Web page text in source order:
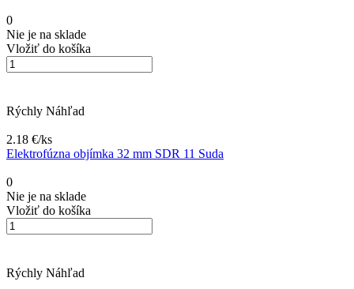
0
Nie je na sklade
Vložiť do košíka
Rýchly Náhľad
2.18 €/ks
Elektrofúzna objímka 32 mm SDR 11 Suda
0
Nie je na sklade
Vložiť do košíka
Rýchly Náhľad